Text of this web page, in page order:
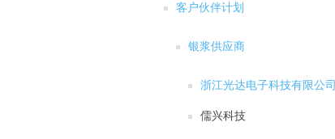
客户伙伴计划
银浆供应商
浙江光达电子科技有限公司
儒兴科技